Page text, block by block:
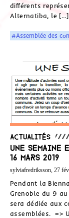
différents
Alternatiba, le […]
#Assemblée des
Actualités
Une semaine
16 mars 2019
sylviafredriksson, 27
Pendant la
Grenoble du 9
sera dédiée aux
assemblées. =>